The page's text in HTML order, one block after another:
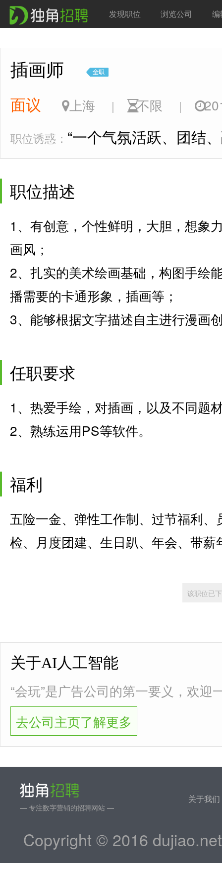
发现职位 浏览公司 编
插画师
面议 上海 | 不限 |
职位诱惑： “一个气氛活跃、团结
职位描述
1、有创意，个性鲜明，大胆，想象
画风；
2、扎实的美术绘画基础，构图手绘
播需要的卡通形象，插画等；
3、能够根据文字描述自主进行漫画
任职要求
1、热爱手绘，对插画，以及不同题
2、熟练运用PS等软件。
福利
五险一金、弹性工作制、过节福利
检、月度团建、生日趴、年会、带
该职位已
关于AI人工智能
“会玩”是广告公司的第一要义，欢
去公司主页了解更多
— 专注数字营销的招聘网站 —
关于我们
Copyright © 2016